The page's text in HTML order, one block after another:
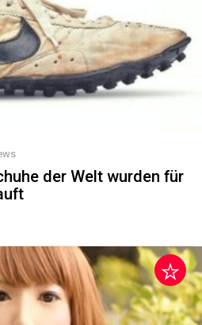
der Welt wurden für